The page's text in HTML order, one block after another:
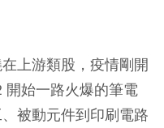
上游類股，疫情剛開
始一路火爆的筆電
被動元件到印刷電路